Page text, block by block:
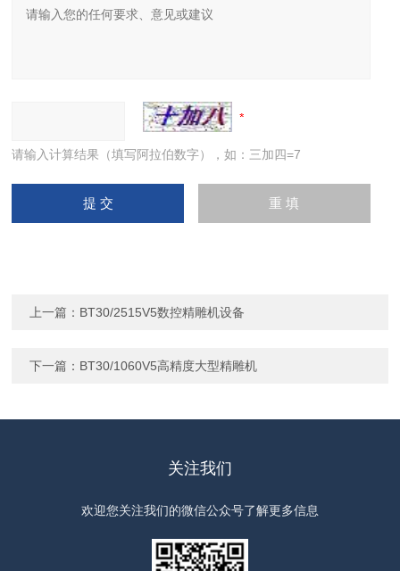
请输入计算结果（填写阿拉伯数字），如：三加四=7
上一篇： BT30/2515V5数控精雕机设备
下一篇： BT30/1060V5高精度大型精雕机
关注我们
欢迎您关注我们的微信公众号了解更多信息